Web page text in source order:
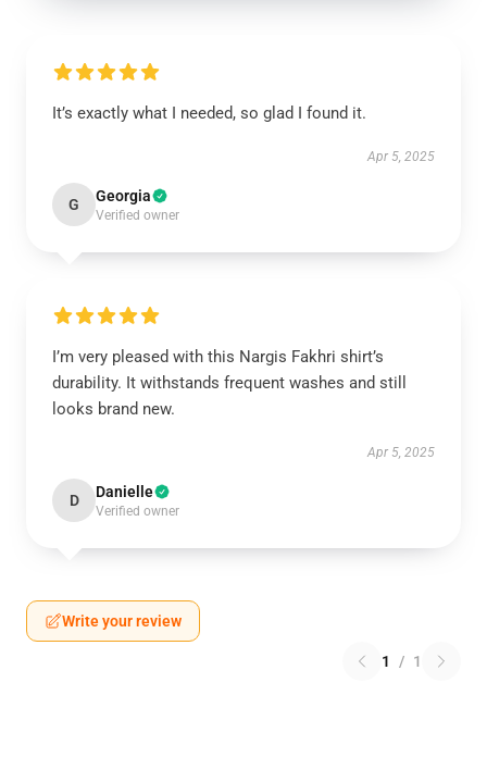
It’s exactly what I needed, so glad I found it.
Apr 5, 2025
G Georgia
Verified owner
I’m very pleased with this Nargis Fakhri shirt’s
durability. It withstands frequent washes and still
looks brand new.
Apr 5, 2025
D Danielle
Verified owner
Write your review
1 / 1